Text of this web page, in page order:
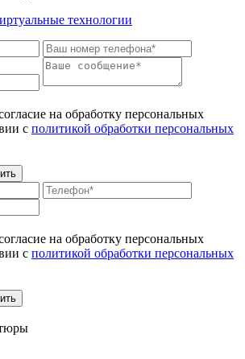
технологии
на обработку персональных
с политикой обработки персональных
на обработку персональных
с политикой обработки персональных